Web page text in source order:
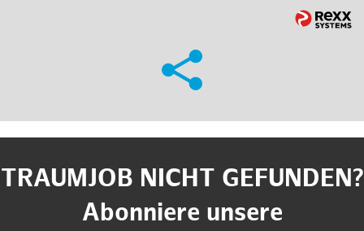
TRAUMJOB NICHT GEFUNDEN?
Abonniere unsere